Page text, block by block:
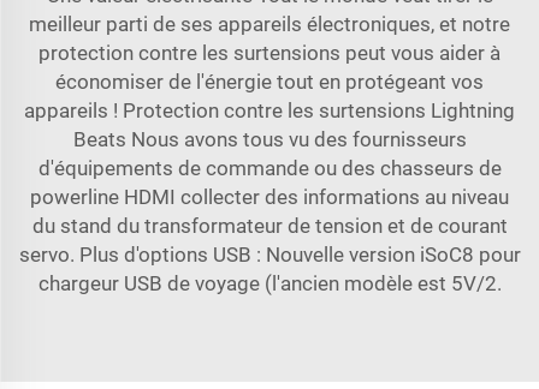
meilleur parti de ses appareils électroniques, et notre
protection contre les surtensions peut vous aider à
économiser de l'énergie tout en protégeant vos
appareils ! Protection contre les surtensions Lightning
Beats Nous avons tous vu des fournisseurs
d'équipements de commande ou des chasseurs de
powerline HDMI collecter des informations au niveau
du stand du transformateur de tension et de courant
servo. Plus d'options USB : Nouvelle version iSoC8 pour
chargeur USB de voyage (l'ancien modèle est 5V/2.